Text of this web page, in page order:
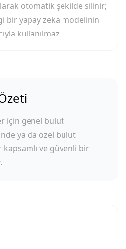
otomatik şekilde silinir;
bir yapay zeka modelinin
kullanılmaz.
için genel bulut
ya da özel bulut
ve güvenli bir